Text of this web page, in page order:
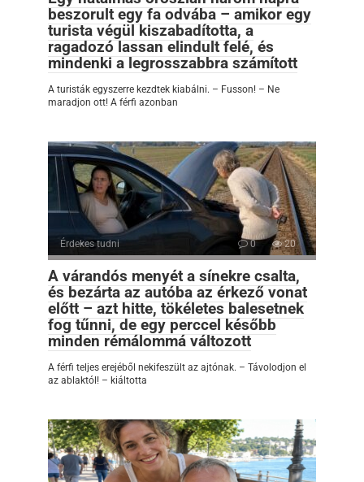
beszorult egy fa odvába – amikor egy
turista végül kiszabadította, a
ragadozó lassan elindult felé, és
mindenki a legrosszabbra számított
A turisták egyszerre kezdtek kiabálni. – Fusson! – Ne
maradjon ott! A férfi azonban
Érdekes tudni 0 20
A várandós menyét a sínekre csalta,
és bezárta az autóba az érkező vonat
előtt – azt hitte, tökéletes balesetnek
fog tűnni, de egy perccel később
minden rémálommá változott
A férfi teljes erejéből nekifeszült az ajtónak. – Távolodjon el
az ablaktól! – kiáltotta